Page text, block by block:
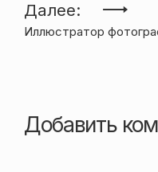
записям
Далее:
Иллюстратор
Добавить